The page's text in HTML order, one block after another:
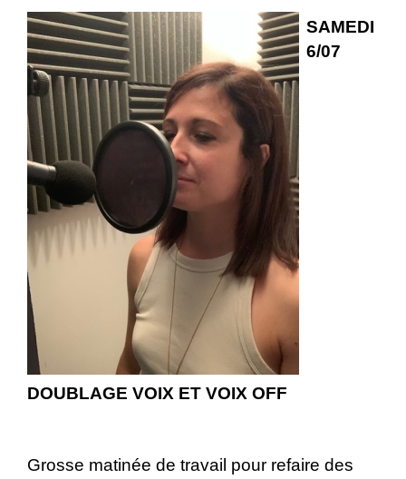
SAMEDI
6/07
DOUBLAGE VOIX ET VOIX OFF
Grosse matinée de travail pour refaire des